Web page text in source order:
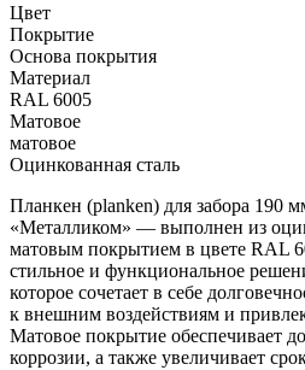
Цвет
Покрытие
Основа покрытия
Материал
RAL 6005
Матовое
матовое
Оцинкованная сталь
Планкен (planken) для забора 190
«Металликом» — выполнен из
матовым покрытием в цвете RAL
стильное и функциональное
которое сочетает в себе
к внешним воздействиям и
Матовое покрытие обеспечивает
коррозии, а также увеличивает